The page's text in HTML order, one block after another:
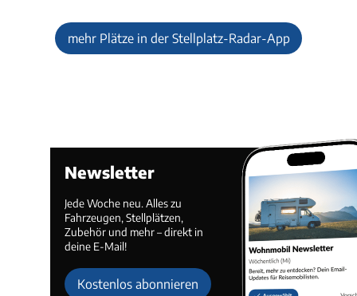
mehr Plätze in der Stellplatz-Radar-App
Newsletter
Jede Woche neu. Alles zu
Fahrzeugen, Stellplätzen,
Zubehör und mehr – direkt in
deine E-Mail!
Kostenlos abonnieren